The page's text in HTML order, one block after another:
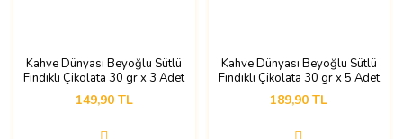
Kahve Dünyası Beyoğlu Sütlü
Fındıklı Çikolata 30 gr x 3 Adet
149,90 TL
Kahve Dünyası Beyoğlu Sütlü
Fındıklı Çikolata 30 gr x 5 Adet
189,90 TL